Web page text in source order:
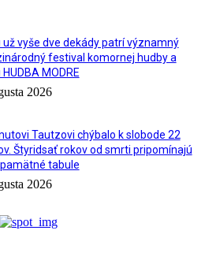
už vyše dve dekády patrí významný
festival komornej hudby a
MODRE
2026
Tautzovi chýbalo k slobode 22
Štyridsať rokov od smrti pripomínajú
tabule
2026